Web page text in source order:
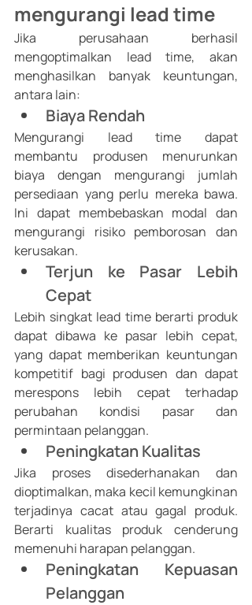
mengurangi lead time
Jika perusahaan berhasil
mengoptimalkan lead time, akan
menghasilkan banyak keuntungan,
antara lain:
Biaya Rendah
Mengurangi lead time dapat
membantu produsen menurunkan
biaya dengan mengurangi jumlah
persediaan yang perlu mereka bawa.
Ini dapat membebaskan modal dan
mengurangi risiko pemborosan dan
kerusakan.
Terjun ke Pasar Lebih
Cepat
Lebih singkat lead time berarti produk
dapat dibawa ke pasar lebih cepat,
yang dapat memberikan keuntungan
kompetitif bagi produsen dan dapat
merespons lebih cepat terhadap
perubahan kondisi pasar dan
permintaan pelanggan.
Peningkatan Kualitas
Jika proses disederhanakan dan
dioptimalkan, maka kecil kemungkinan
terjadinya cacat atau gagal produk.
Berarti kualitas produk cenderung
memenuhi harapan pelanggan.
Peningkatan Kepuasan
Pelanggan